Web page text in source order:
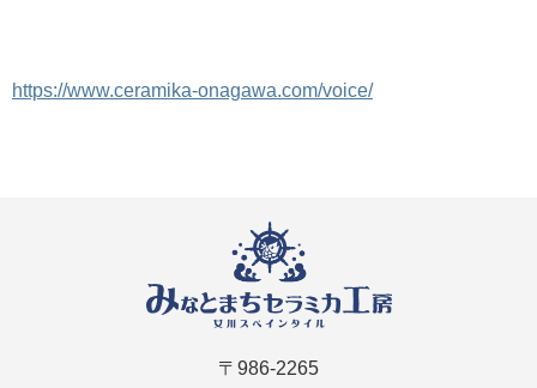
https://www.ceramika-onagawa.com/voice/
〒986-2265